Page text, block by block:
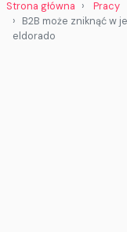
Strona główna
Pracy
B2B może zniknąć w
eldorado